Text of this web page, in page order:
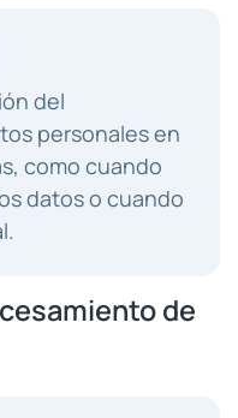
del
personales en
como cuando
datos o cuando
de